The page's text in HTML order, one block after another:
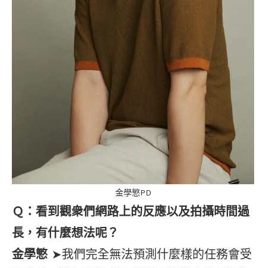
金學慜PD
Ｑ：看到觀衆們網路上的反應以及拍攝時間過
長，有什麼想法呢？
金學慜 ➤我們完全無法預測什麼樣的任務會受